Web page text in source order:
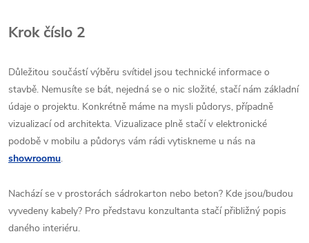
Krok číslo 2
Důležitou součástí výběru svítidel jsou technické informace o
stavbě. Nemusíte se bát, nejedná se o nic složité, stačí nám základní
údaje o projektu. Konkrétně máme na mysli půdorys, případně
vizualizací od architekta. Vizualizace plně stačí v elektronické
podobě v mobilu a půdorys vám rádi vytiskneme u nás na
showroomu.
Nachází se v prostorách sádrokarton nebo beton? Kde jsou/budou
vyvedeny kabely? Pro představu konzultanta stačí přibližný popis
daného interiéru.